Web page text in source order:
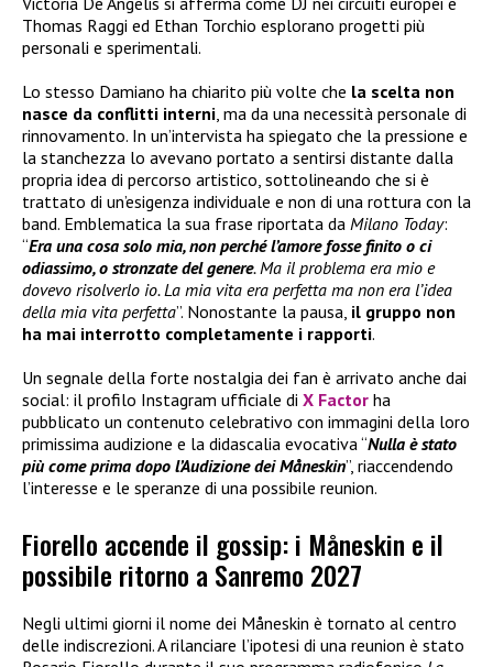
Thomas Raggi ed Ethan Torchio esplorano progetti più
personali e sperimentali.
Lo stesso Damiano ha chiarito più volte che la scelta non
nasce da conflitti interni, ma da una necessità personale di
rinnovamento. In un’intervista ha spiegato che la pressione e
la stanchezza lo avevano portato a sentirsi distante dalla
propria idea di percorso artistico, sottolineando che si è
trattato di un’esigenza individuale e non di una rottura con la
band. Emblematica la sua frase riportata da Milano Today:
“Era una cosa solo mia, non perché l’amore fosse finito o ci
odiassimo, o stronzate del genere. Ma il problema era mio e
dovevo risolverlo io. La mia vita era perfetta ma non era l’idea
della mia vita perfetta”. Nonostante la pausa, il gruppo non
ha mai interrotto completamente i rapporti.
Un segnale della forte nostalgia dei fan è arrivato anche dai
social: il profilo Instagram ufficiale di X Factor ha
pubblicato un contenuto celebrativo con immagini della loro
primissima audizione e la didascalia evocativa “Nulla è stato
più come prima dopo l’Audizione dei Måneskin”, riaccendendo
l’interesse e le speranze di una possibile reunion.
Fiorello accende il gossip: i Måneskin e il
possibile ritorno a Sanremo 2027
Negli ultimi giorni il nome dei Måneskin è tornato al centro
delle indiscrezioni. A rilanciare l’ipotesi di una reunion è stato